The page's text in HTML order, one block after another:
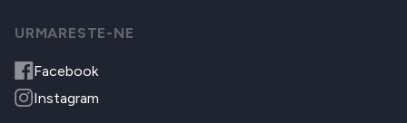
URMARESTE-NE
Facebook
Instagram